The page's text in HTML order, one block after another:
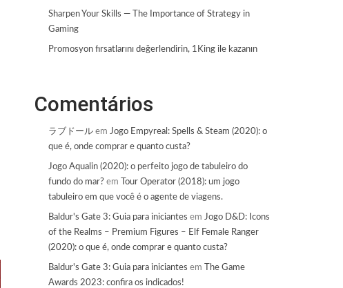
Sharpen Your Skills — The Importance of Strategy in
Gaming
Promosyon fırsatlarını değerlendirin, 1King ile kazanın
Comentários
ラブドールem Jogo Empyreal: Spells & Steam (2020): o
que é, onde comprar e quanto custa?
Jogo Aqualin (2020): o perfeito jogo de tabuleiro do
fundo do mar?em
Tour Operator (2018): um jogo
tabuleiro em que você é o agente de viagens.
Baldur's Gate 3: Guia para iniciantes em Jogo D&D: Icons
of the Realms – Premium Figures – Elf Female Ranger
(2020): o que é, onde comprar e quanto custa?
Baldur's Gate 3: Guia para iniciantes em
The Game
Awards 2023: confira os indicados!